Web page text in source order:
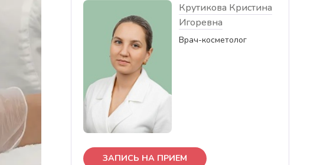
Крутикова Кристина
Игоревна
Врач-косметолог
ЗАПИСЬ НА ПРИЕМ